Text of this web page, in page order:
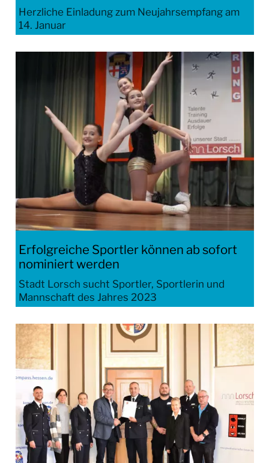
Herzliche Einladung zum Neujahrsempfang am
14. Januar
Erfolgreiche Sportler können ab sofort
nominiert werden
Stadt Lorsch sucht Sportler, Sportlerin und
Mannschaft des Jahres 2023